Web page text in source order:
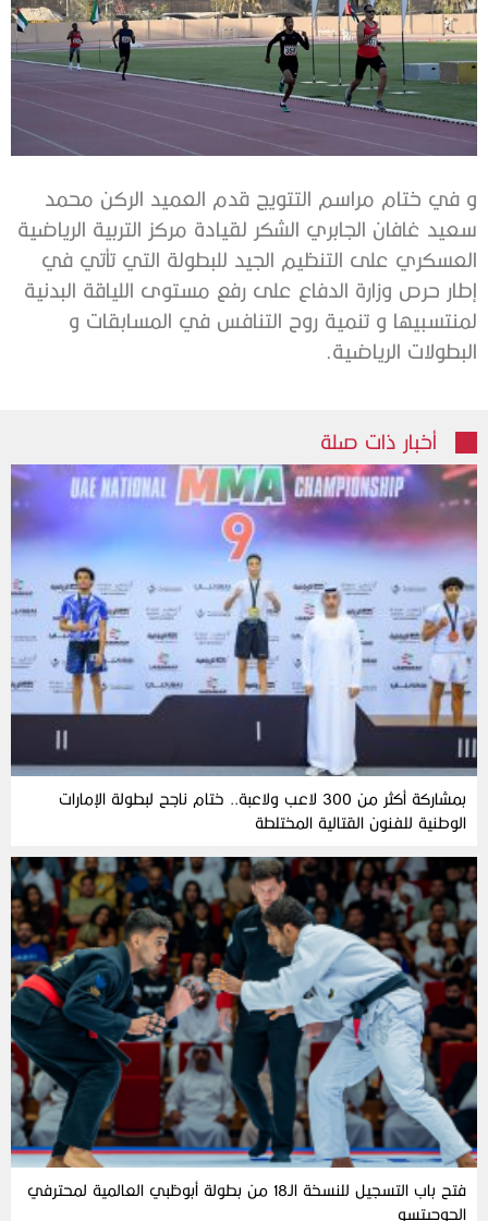
و في ختام مراسم التتويج قدم العميد الركن محمد
سعيد غافان الجابري الشكر لقيادة مركز التربية الرياضية
العسكري على التنظيم الجيد للبطولة التي تأتي في
إطار حرص وزارة الدفاع على رفع مستوى اللياقة البدنية
لمنتسبيها و تنمية روح التنافس في المسابقات و
البطولات الرياضية.
أخبار ذات صلة
بمشاركة أكثر من 300 لاعب ولاعبة.. ختام ناجح لبطولة الإمارات
الوطنية للفنون القتالية المختلطة
فتح باب التسجيل للنسخة الـ18 من بطولة أبوظبي العالمية لمحترفي
الجوجيتسو